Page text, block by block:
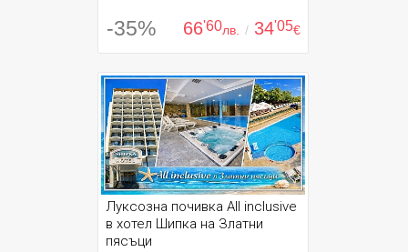
-35% 66'60лв. / 34'05€
Луксозна почивка All inclusive
в хотел Шипка на Златни
пясъци